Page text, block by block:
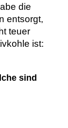
die
entsorgt,
teuer
ist:
sind